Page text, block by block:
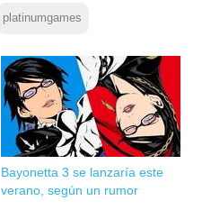
platinumgames
Bayonetta 3 se lanzaría este
verano, según un rumor